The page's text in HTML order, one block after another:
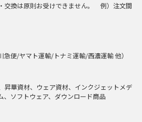
交換は原則お受けできません。 例）注文間
急便/ヤマト運輸/トナミ運輸/西濃運輸 他）
昇華資材、ウェア資材、インクジェットメデ
、ソフトウェア、ダウンロード商品